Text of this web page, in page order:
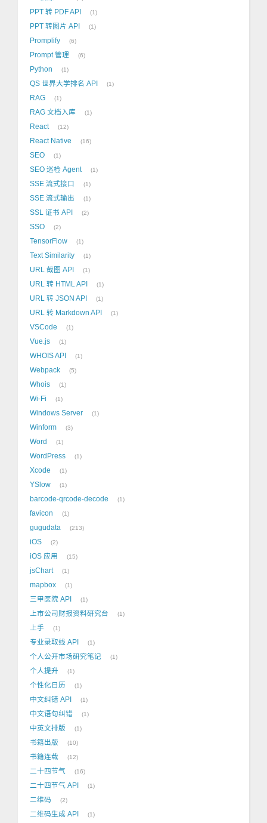
PPT 转 PDF API 1
PPT 转图片 API 1
Promplify 6
Prompt 管理 6
Python 1
QS 世界大学排名 API 1
RAG 1
RAG 文档入库 1
React 12
React Native 16
SEO 1
SEO 巡检 Agent 1
SSE 流式接口 1
SSE 流式输出 1
SSL 证书 API 2
SSO 2
TensorFlow 1
Text Similarity 1
URL 截图 API 1
URL 转 HTML API 1
URL 转 JSON API 1
URL 转 Markdown API 1
VSCode 1
Vue.js 1
WHOIS API 1
Webpack 5
Whois 1
Wi-Fi 1
Windows Server 1
Winform 3
Word 1
WordPress 1
Xcode 1
YSlow 1
barcode-qrcode-decode 1
favicon 1
gugudata 213
iOS 2
iOS 应用 15
jsChart 1
mapbox 1
三甲医院 API 1
上市公司财报资料研究台 1
上手 1
专业录取线 API 1
个人公开市场研究笔记 1
个人提升 1
个性化日历 1
中文纠错 API 1
中文语句纠错 1
中英文排版 1
书籍出版 10
书籍连载 12
二十四节气 16
二十四节气 API 1
二维码 2
二维码生成 API 1